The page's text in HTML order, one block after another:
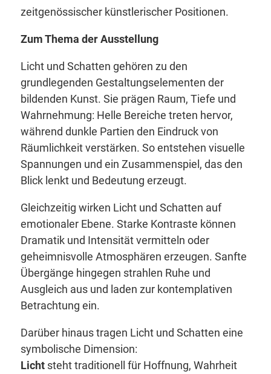
zeitgenössischer künstlerischer Positionen.
Zum Thema der Ausstellung
Licht und Schatten gehören zu den
grundlegenden Gestaltungselementen der
bildenden Kunst. Sie prägen Raum, Tiefe und
Wahrnehmung: Helle Bereiche treten hervor,
während dunkle Partien den Eindruck von
Räumlichkeit verstärken. So entstehen visuelle
Spannungen und ein Zusammenspiel, das den
Blick lenkt und Bedeutung erzeugt.
Gleichzeitig wirken Licht und Schatten auf
emotionaler Ebene. Starke Kontraste können
Dramatik und Intensität vermitteln oder
geheimnisvolle Atmosphären erzeugen. Sanfte
Übergänge hingegen strahlen Ruhe und
Ausgleich aus und laden zur kontemplativen
Betrachtung ein.
Darüber hinaus tragen Licht und Schatten eine
symbolische Dimension:
Lichtsteht traditionell für Hoffnung, Wahrheit